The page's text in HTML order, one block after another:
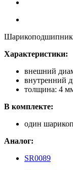
Шарикоподшипник
Характеристики:
внешний
внутренний
толщина: 4
В комплекте:
один
Аналог:
SR0089